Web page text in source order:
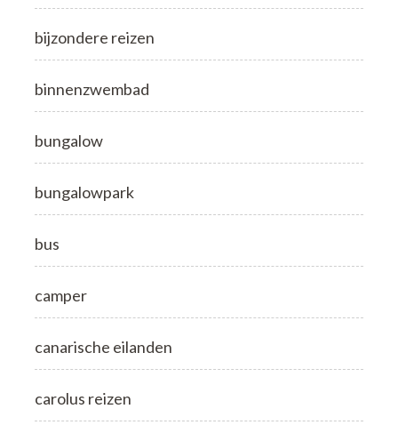
bijzondere reizen
binnenzwembad
bungalow
bungalowpark
bus
camper
canarische eilanden
carolus reizen